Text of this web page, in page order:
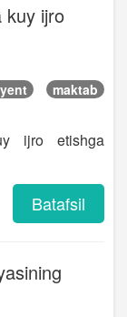
kuy ijro
maktab
ijro etishga
Batafsil